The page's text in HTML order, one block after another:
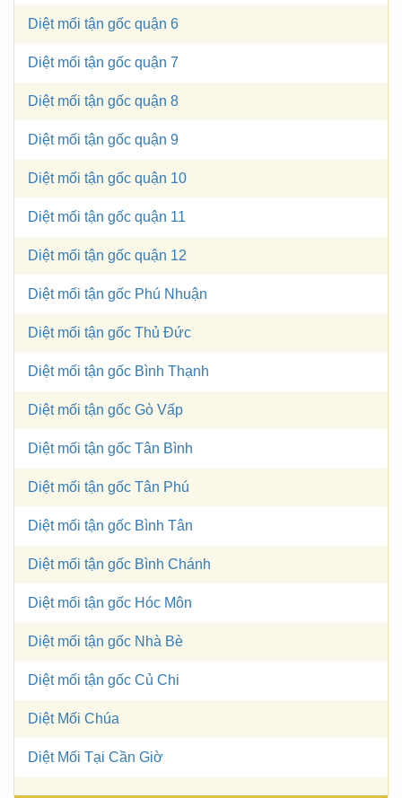
Diệt mối tận gốc quận 6
Diệt mối tận gốc quận 7
Diệt mối tận gốc quận 8
Diệt mối tận gốc quận 9
Diệt mối tận gốc quận 10
Diệt mối tận gốc quận 11
Diệt mối tận gốc quận 12
Diệt mối tận gốc Phú Nhuận
Diệt mối tận gốc Thủ Đức
Diệt mối tận gốc Bình Thạnh
Diệt mối tận gốc Gò Vấp
Diệt mối tận gốc Tân Bình
Diệt mối tận gốc Tân Phú
Diệt mối tận gốc Bình Tân
Diệt mối tận gốc Bình Chánh
Diệt mối tận gốc Hóc Môn
Diệt mối tận gốc Nhà Bè
Diệt mối tận gốc Củ Chi
Diệt Mối Chúa
Diệt Mối Tại Cần Giờ